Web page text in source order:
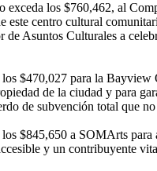
los $760,462, al
centro cultural
Asuntos Culturales a
$470,027 para la
de la ciudad y para
de subvención total que
$845,650 a SOMArts
y un contribuyente